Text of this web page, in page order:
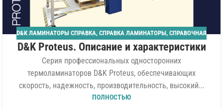
D&K ЛАМИНАТОРЫ СПРАВКА, СПРАВКА ЛАМИНАТОРЫ, СПРАВОЧНАЯ
D&K Proteus. Описание и характеристики
Серия профессиональных односторонних
термоламинаторов D&K Proteus, обеспечивающих
скорость, надежность, производительность, высокий...
ПОЛНОСТЬЮ